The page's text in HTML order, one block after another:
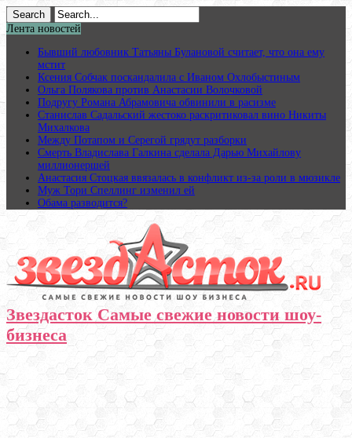
Лента новостей
Бывший любовник Татьяны Булановой считает, что она ему
мстит
Ксения Собчак поскандалила с Иваном Охлобыстиным
Ольга Полякова против Анастасии Волочковой
Подругу Романа Абрамовича обвинили в расизме
Станислав Садальский жестоко раскритиковал вино Никиты
Михалкова
Между Потапом и Серегой грядут разборки
Смерть Владислава Галкина сделала Дарью Михайлову
миллионершей
Анастасия Стоцкая ввязалась в конфликт из-за роли в мюзикле
Муж Тори Спеллинг изменил ей
Обама разводится?
Звездасток Самые свежие новости шоу-
бизнеса